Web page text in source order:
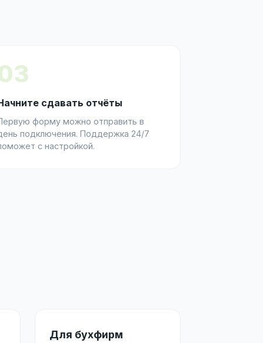
сдавать отчёты
форму можно отправить в
подключения. Поддержка 24/7
с настройкой.
Для бухфирм